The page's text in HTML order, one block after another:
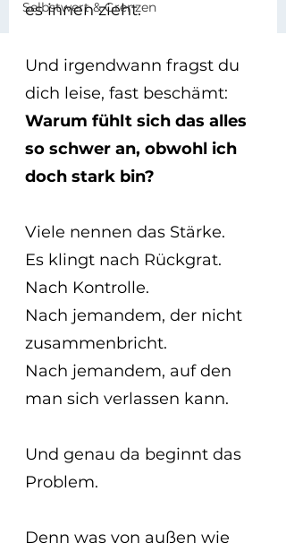
Selbstwert & Grenzen
es innen zieht.
Und irgendwann fragst du
dich leise, fast beschämt:
Warum fühlt sich das alles
so schwer an, obwohl ich
doch stark bin?
Viele nennen das Stärke.
Es klingt nach Rückgrat.
Nach Kontrolle.
Nach jemandem, der nicht
zusammenbricht.
Nach jemandem, auf den
man sich verlassen kann.
Und genau da beginnt das
Problem.
Denn was von außen wie